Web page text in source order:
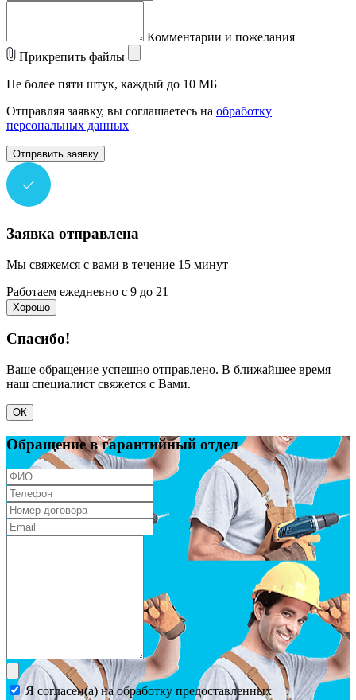
Комментарии и пожелания
Прикрепить файлы
Не более пяти штук, каждый до 10 МБ
Отправляя заявку, вы соглашаетесь на обработку
персональных данных
Отправить заявку
Заявка отправлена
Мы свяжемся с вами в течение 15 минут
Работаем ежедневно с 9 до 21
Хорошо
Спасибо!
Ваше обращение успешно отправлено. В ближайшее время
наш специалист свяжется с Вами.
ОК
Обращение в гарантийный отдел
Я согласен(а) на обработку предоставленных